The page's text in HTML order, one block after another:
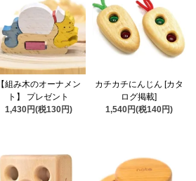
【組み木のオーナメン
ト】 プレゼント
1,430円(税130円)
カチカチにんじん [カタ
ログ掲載]
1,540円(税140円)